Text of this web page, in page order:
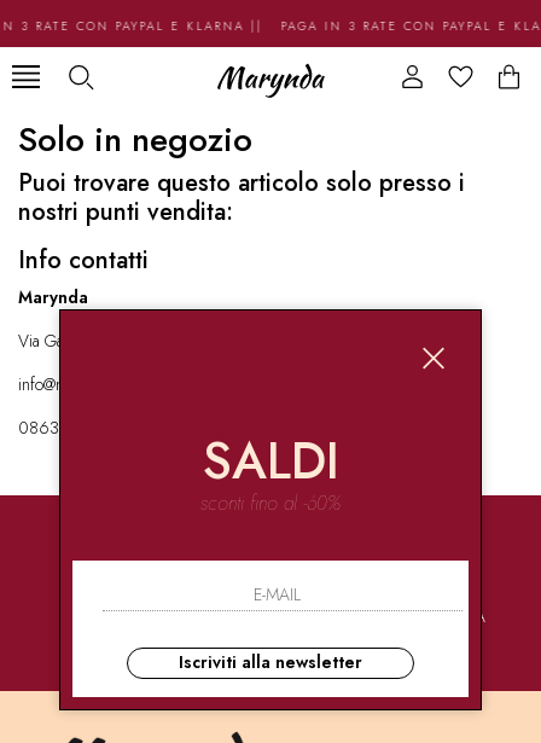
3 RATE CON PAYPAL E KLARNA || PAGA IN 3 RATE CON PAYPAL E
Solo in negozio
Puoi trovare questo articolo solo presso i
nostri punti vendita:
Info contatti
Marynda
Via Garibaldi 136 67051 Avezzano
info@marynda.com
08631871946
PAGAMENTI
CONSEGNE
ULTRA RAPIDE
ASSISTENZA
SALDI
sconti fino al -60%
Iscriviti alla newsletter